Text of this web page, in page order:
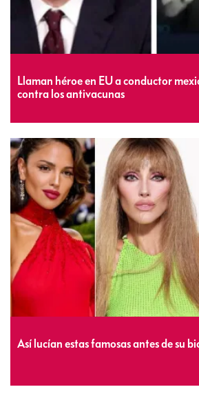
Llaman héroe en EU a conductor
contra los antivacunas
Así lucían estas famosas antes de su